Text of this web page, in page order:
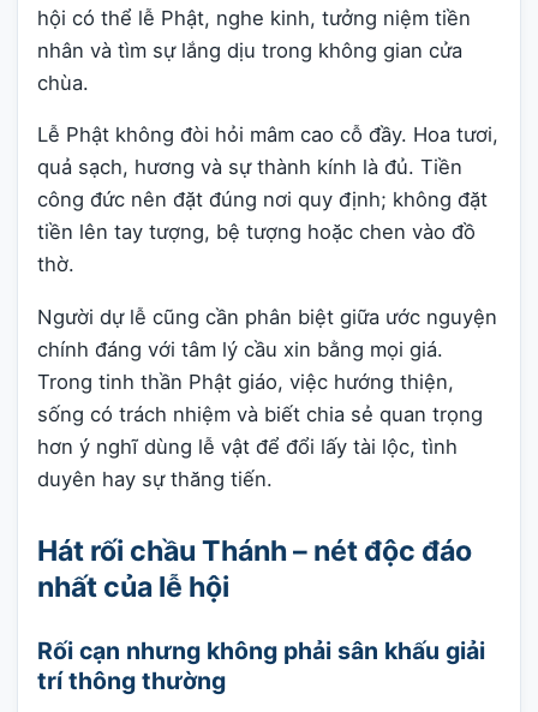
hội có thể lễ Phật, nghe kinh, tưởng niệm tiền
nhân và tìm sự lắng dịu trong không gian cửa
chùa.
Lễ Phật không đòi hỏi mâm cao cỗ đầy. Hoa tươi,
quả sạch, hương và sự thành kính là đủ. Tiền
công đức nên đặt đúng nơi quy định; không đặt
tiền lên tay tượng, bệ tượng hoặc chen vào đồ
thờ.
Người dự lễ cũng cần phân biệt giữa ước nguyện
chính đáng với tâm lý cầu xin bằng mọi giá.
Trong tinh thần Phật giáo, việc hướng thiện,
sống có trách nhiệm và biết chia sẻ quan trọng
hơn ý nghĩ dùng lễ vật để đổi lấy tài lộc, tình
duyên hay sự thăng tiến.
Hát rối chầu Thánh – nét độc đáo
nhất của lễ hội
Rối cạn nhưng không phải sân khấu giải
trí thông thường